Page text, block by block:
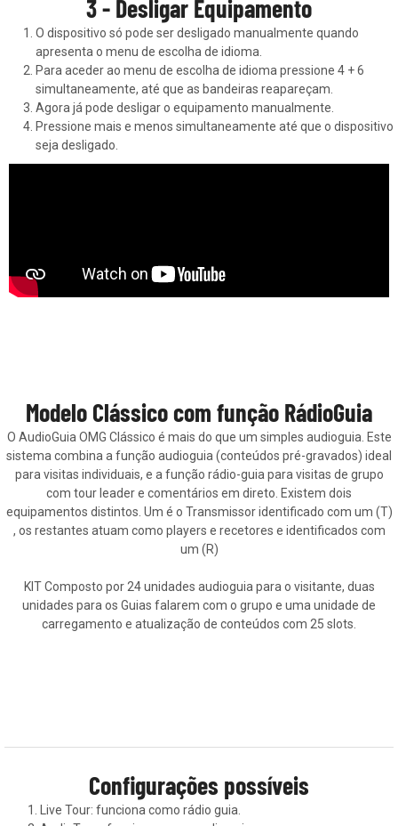
3 - Desligar Equipamento
O dispositivo só pode ser desligado manualmente quando
apresenta o menu de escolha de idioma.
Para aceder ao menu de escolha de idioma pressione 4 + 6
simultaneamente, até que as bandeiras reapareçam.
Agora já pode desligar o equipamento manualmente.
Pressione mais e menos simultaneamente até que o dispositivo
seja desligado.
Modelo Clássico com função RádioGuia
O AudioGuia OMG Clássico é mais do que um simples audioguia. Este
sistema combina a função audioguia (conteúdos pré-gravados) ideal
para visitas individuais, e a função rádio-guia para visitas de grupo
com tour leader e comentários em direto. Existem dois
equipamentos distintos. Um é o Transmissor identificado com um (T)
, os restantes atuam como players e recetores e identificados com
um (R)
KIT Composto por 24 unidades audioguia para o visitante, duas
unidades para os Guias falarem com o grupo e uma unidade de
carregamento e atualização de conteúdos com 25 slots.
Configurações possíveis
Live Tour: funciona como rádio guia.